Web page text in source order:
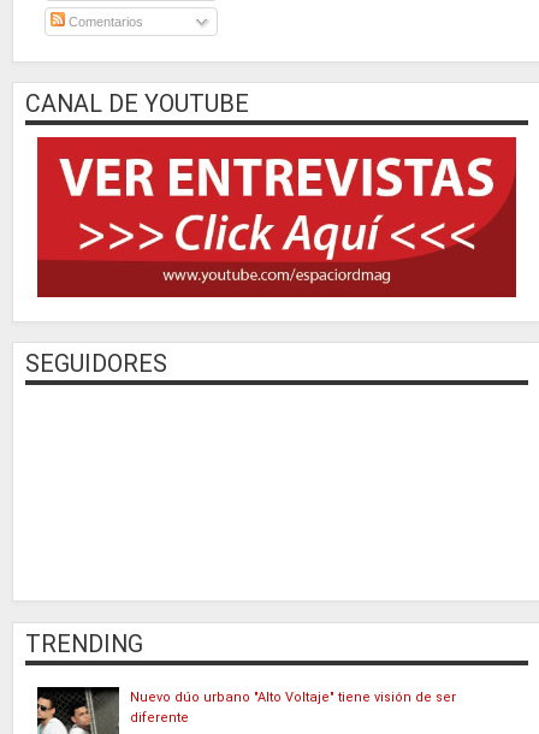
Comentarios
CANAL DE YOUTUBE
SEGUIDORES
TRENDING
Nuevo dúo urbano "Alto Voltaje" tiene visión de ser
diferente